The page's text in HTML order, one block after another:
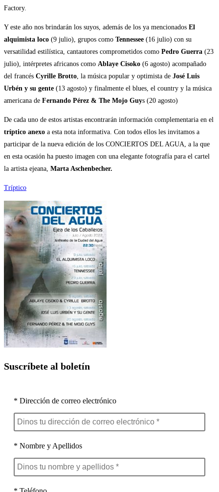
Factory.
Y este año nos brindarán los suyos, además de los ya mencionados El
alquimista loco (9 julio), grupos como Tennessee (16 julio) con su
versatilidad estilística, cantautores comprometidos como Pedro Guerra (23
julio), intérpretes africanos como Ablaye Cisoko (6 agosto) acompañado
del francés Cyrille Brotto , la música popular y optimista de José Luis
Urbén y su gente (13 agosto) y finalmente el blues, el country y la música
americana de Fernando Pérez & The Mojo Guys (20 agosto)
De cada uno de estos artistas encontrarán información complementaria en el
tríptico anexo a esta nota informativa. Con todos ellos les invitamos a
participar de la nueva edición de los CONCIERTOS DEL AGUA, a la que
en esta ocasión ha puesto imagen con una elegante fotografía para el cartel
la artista ejeana, Marta Aschenbecher.
Tríptico
Suscríbete al boletín
* Dirección de correo electrónico
* Nombre y Apellidos